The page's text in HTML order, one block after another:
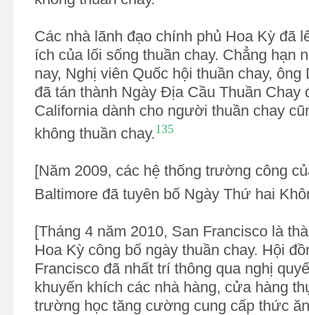
Các nhà lãnh đạo chính phủ Hoa Kỳ đã
ích của lối sống thuần chay. Chẳng hạn
nay, Nghị viên Quốc hội thuần chay, ông
đã tán thành Ngày Địa Cầu Thuần Chay
California dành cho người thuần chay
không thuần chay.135
[Năm 2009, các hệ thống trường công
Baltimore đã tuyên bố Ngày Thứ hai
[Tháng 4 năm 2010, San Francisco là
Hoa Kỳ công bố ngày thuần chay. Hội
Francisco đã nhất trí thông qua nghị
khuyến khích các nhà hàng, cửa hàng
trường học tăng cường cung cấp thức